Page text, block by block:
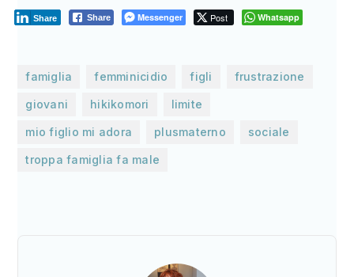
Share Messenger Post Whatsapp
Share
famiglia femminicidio figli frustrazione
giovani hikikomori limite
mio figlio mi adora plusmaterno sociale
troppa famiglia fa male